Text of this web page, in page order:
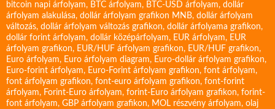
bitcoin napi árfolyam, BTC árfolyam, BTC-USD árfolyam, dollár
árfolyam alakulása, dollár árfolyam grafikon MNB, dollár árfolyam
változás, dollár árfolyam változás grafikon, dollár árfolyama grafikon,
dollár forint árfolyam, dollár középárfolyam, EUR árfolyam, EUR
árfolyam grafikon, EUR/HUF árfolyam grafikon, EUR/HUF grafikon,
Euro árfolyam, Euro árfolyam diagram, Euro-dollár árfolyam grafikon,
Euro-forint árfolyam, Euro-Forint árfolyam grafikon, font árfolyam,
font árfolyam grafikon, font-euro árfolyam grafikon, font-forint
árfolyam, Forint-Euro árfolyam, forint-Euro árfolyam grafikon, forint-
font árfolyam, GBP árfolyam grafikon, MOL részvény árfolyam, olaj